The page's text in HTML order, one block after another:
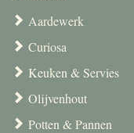
Aardewerk
Curiosa
Keuken & Servies
Olijvenhout
Potten & Pannen